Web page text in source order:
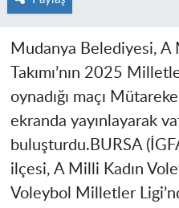
Mudanya Belediyesi, A
Takımı’nın 2025
oynadığı maçı
ekranda yayınlayarak
buluşturdu. BURSA
ilçesi, A Milli Kadın
Voleybol Milletler